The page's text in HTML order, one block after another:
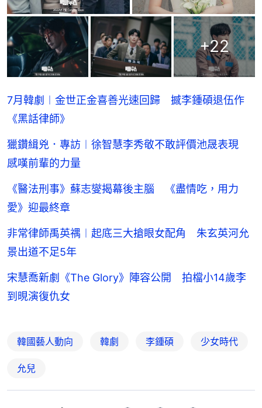
+22
7月韓劇︱金世正金喜善光速回歸 撼李鍾碩退伍作
《黑話律師》
獵鑽緝兇．專訪︱徐智慧李秀敬不敢評價池晟表現
感嘆前輩的力量
《醫法刑事》蘇志燮揭幕後主腦 《盡情吃，用力
愛》迎最終章
非常律師禹英禑︱起底三大搶眼女配角 朱玄英河允
景出道不足5年
宋慧喬新劇《The Glory》陣容公開 拍檔小14歲李
到晛演復仇女
韓國藝人動向 韓劇 李鍾碩 少女時代
允兒